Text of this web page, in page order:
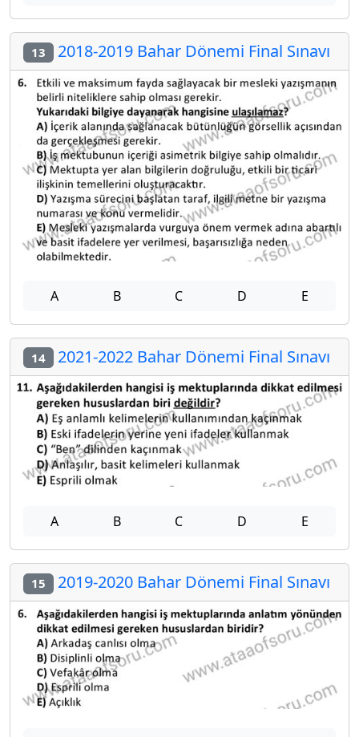
13 2018-2019 Bahar Dönemi Final Sınavı
A B C D E
14 2021-2022 Bahar Dönemi Final Sınavı
A B C D E
15 2019-2020 Bahar Dönemi Final Sınavı